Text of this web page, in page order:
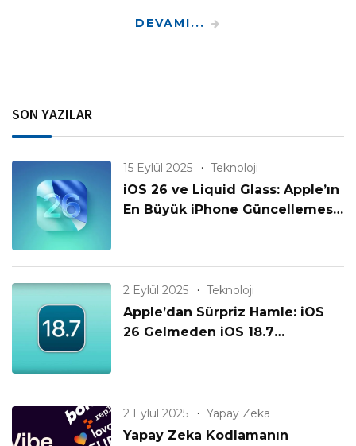
DEVAMI...
SON YAZILAR
15 Eylül 2025 Teknoloji
iOS 26 ve Liquid Glass: Apple’ın
En Büyük iPhone Güncellemesi
2 Eylül 2025 Teknoloji
Apple’dan Sürpriz Hamle: iOS
26 Gelmeden iOS 18.7
2 Eylül 2025 Yapay Zeka
Yapay Zeka Kodlamanın